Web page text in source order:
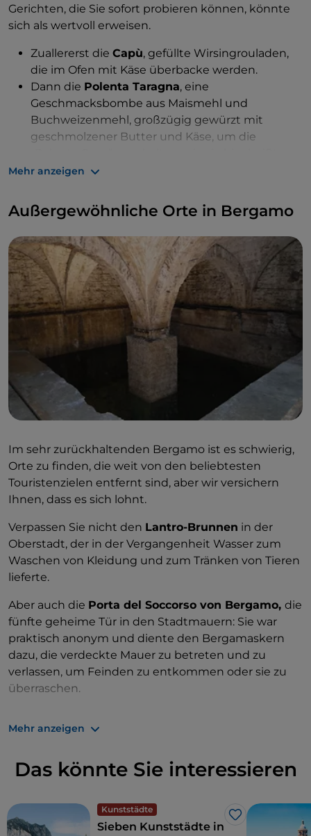
Gerichten, die Sie sofort probieren können, könnte
sich als wertvoll erweisen.
Zuallererst die Capù, gefüllte Wirsingrouladen,
die im Ofen mit Käse überbacke werden.
Dann die Polenta Taragna, eine
Geschmacksbombe aus Maismehl und
Buchweizenmehl, großzügig gewürzt mit
geschmolzener Butter und Käse, um die
Zu guter
Parmesan, Sultaninen und Petersilie gefüllte
Eiernudeln, die mit geschmolzener Butter,
Speck und Salbei serviert werden.
Mehr anzeigen
Außergewöhnliche Orte in Bergamo
Im sehr zurückhaltenden Bergamo ist es schwierig,
Orte zu finden, die weit von den beliebtesten
Touristenzielen entfernt sind, aber wir versichern
Ihnen, dass es sich lohnt.
Verpassen Sie nicht den Lantro-Brunnen in der
Oberstadt, der in der Vergangenheit Wasser zum
Waschen von Kleidung und zum Tränken von Tieren
lieferte.
Aber auch die Porta del Soccorso von Bergamo, die
fünfte geheime Tür in den Stadtmauern: Sie war
praktisch anonym und diente den Bergamaskern
dazu, die verdeckte Mauer zu betreten und zu
verlassen, um Feinden zu entkommen oder sie zu
überraschen.
von Sant'Agata, das erste Kloster der Theatiner, das
Aufklärungsarchitekten Leopold Pollack in ein
Mehr anzeigen
Das könnte Sie interessieren
Kunststädte
Like
Sieben Kunststädte in